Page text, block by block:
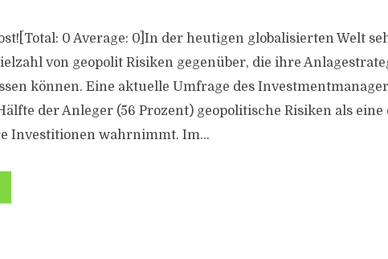
0 Average: 0]In der heutigen globalisierten Welt
von geopolit Risiken gegenüber, die ihre
können. Eine aktuelle Umfrage des
der Anleger (56 Prozent) geopolitische Risiken als
Investitionen wahrnimmt. Im...